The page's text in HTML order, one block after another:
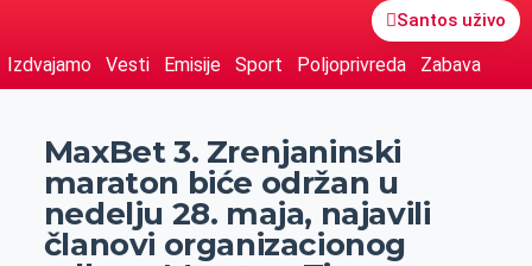
Santos uživo
Izdvajamo Vesti Emisije Sport Poljoprivreda Zabava
MaxBet 3. Zrenjaninski
maraton biće održan u
nedelju 28. maja, najavili
članovi organizacionog